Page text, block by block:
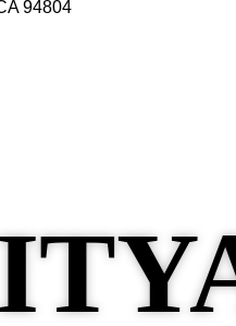
94804